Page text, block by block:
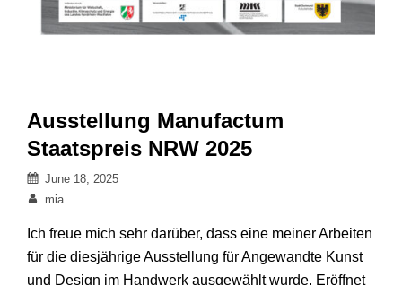
Ausstellung Manufactum
Staatspreis NRW 2025
Posted
on
June 18, 2025
By
mia
Ich freue mich sehr darüber, dass eine meiner Arbeiten
für die diesjährige Ausstellung für Angewandte Kunst
und Design im Handwerk ausgewählt wurde. Eröffnet